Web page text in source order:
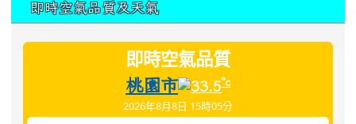
即時空氣品質及天氣
即時空氣品質
桃園市 33.5°c
2026年8月8日 15時05分